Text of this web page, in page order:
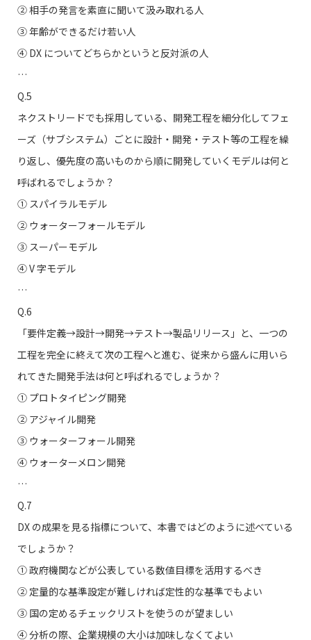
➁ 相手の発言を素直に聞いて汲み取れる人
③ 年齢ができるだけ若い人
④ DX についてどちらかというと反対派の人
…
Q.5
ネクストリードでも採用している、開発工程を細分化してフェ
ーズ（サブシステム）ごとに設計・開発・テスト等の工程を繰
り返し、優先度の高いものから順に開発していくモデルは何と
呼ばれるでしょうか？
① スパイラルモデル
➁ ウォーターフォールモデル
③ スーパーモデル
④ V 字モデル
…
Q.6
「要件定義→設計→開発→テスト→製品リリース」と、一つの
工程を完全に終えて次の工程へと進む、従来から盛んに用いら
れてきた開発手法は何と呼ばれるでしょうか？
① プロトタイピング開発
➁ アジャイル開発
③ ウォーターフォール開発
④ ウォーターメロン開発
…
Q.7
DX の成果を見る指標について、本書ではどのように述べている
でしょうか？
① 政府機関などが公表している数値目標を活用するべき
➁ 定量的な基準設定が難しければ定性的な基準でもよい
③ 国の定めるチェックリストを使うのが望ましい
④ 分析の際、企業規模の大小は加味しなくてよい